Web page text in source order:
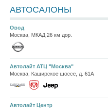
АВТОСАЛОНЫ
Овод
Москва, МКАД 26 км дор.
Автолайт АТЦ "Москва"
Москва, Каширское шоссе, д. 61А
Автолайт Центр